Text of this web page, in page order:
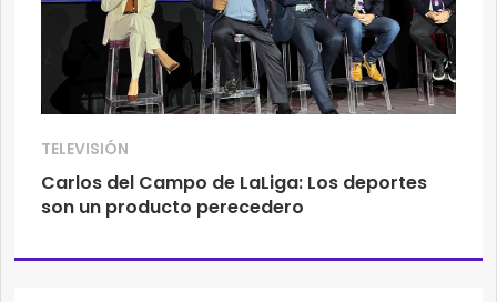
TELEVISIÓN
Carlos del Campo de LaLiga: Los deportes
son un producto perecedero